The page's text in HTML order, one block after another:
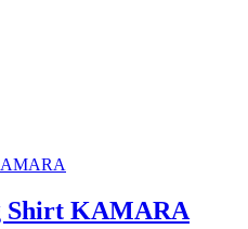
Shirt KAMARA